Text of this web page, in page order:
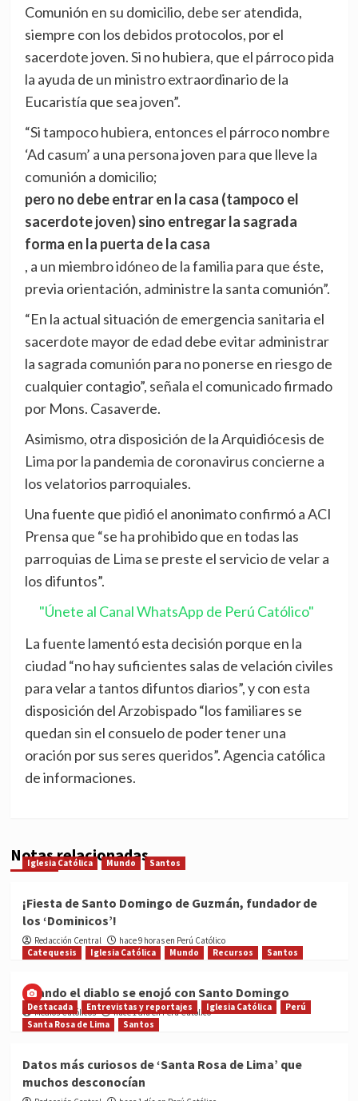
Comunión en su domicilio, debe ser atendida,
siempre con los debidos protocolos, por el
sacerdote joven. Si no hubiera, que el párroco pida
la ayuda de un ministro extraordinario de la
Eucaristía que sea joven”.
“Si tampoco hubiera, entonces el párroco nombre
‘Ad casum’ a una persona joven para que lleve la
comunión a domicilio;
pero no debe entrar en la casa (tampoco el
sacerdote joven) sino entregar la sagrada
forma en la puerta de la casa
, a un miembro idóneo de la familia para que éste,
previa orientación, administre la santa comunión”.
“En la actual situación de emergencia sanitaria el
sacerdote mayor de edad debe evitar administrar
la sagrada comunión para no ponerse en riesgo de
cualquier contagio”, señala el comunicado firmado
por Mons. Casaverde.
Asimismo, otra disposición de la Arquidiócesis de
Lima por la pandemia de coronavirus concierne a
los velatorios parroquiales.
Una fuente que pidió el anonimato confirmó a ACI
Prensa que “se ha prohibido que en todas las
parroquias de Lima se preste el servicio de velar a
los difuntos”.
"Únete al Canal WhatsApp de Perú Católico"
La fuente lamentó esta decisión porque en la
ciudad “no hay suficientes salas de velación civiles
para velar a tantos difuntos diarios”, y con esta
disposición del Arzobispado “los familiares se
quedan sin el consuelo de poder tener una
oración por sus seres queridos”. Agencia católica
de informaciones.
Notas relacionadas
Iglesia Católica Mundo Santos
¡Fiesta de Santo Domingo de Guzmán, fundador de
los ‘Dominicos’!
Redacción Central
hace 9 horas en Perú Católico
Catequesis
Iglesia Católica Mundo Recursos Santos
Cuando el diablo se enojó con Santo Domingo
Medios Católicos hace 1 día en Perú Católico
Destacada Entrevistas y reportajes Iglesia Católica
Perú
Santa Rosa de Lima
Santos
Datos más curiosos de ‘Santa Rosa de Lima’ que
muchos desconocían